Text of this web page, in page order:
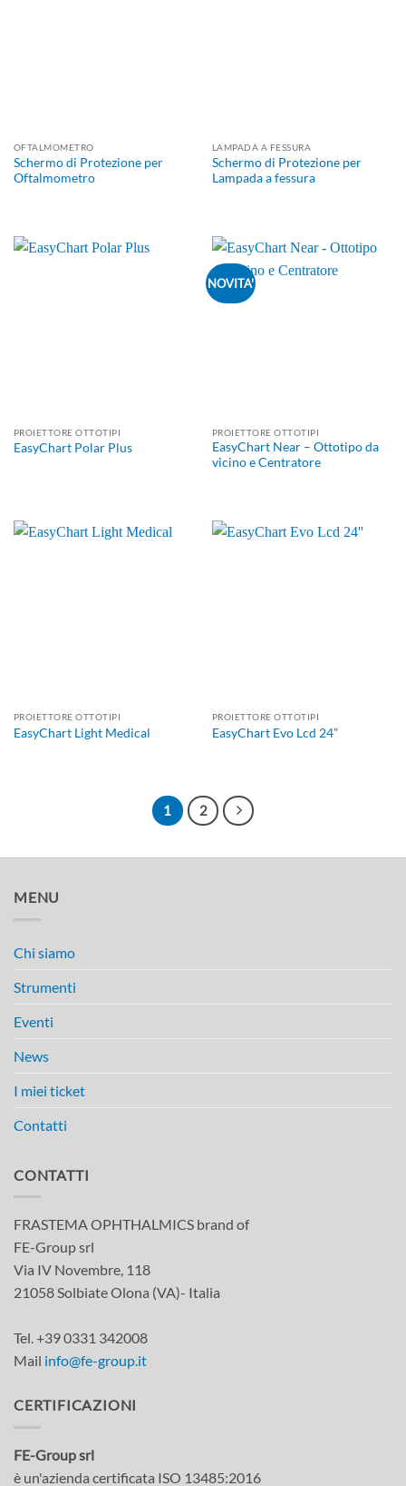
OFTALMOMETRO
Schermo di Protezione per
Oftalmometro
LAMPADA A FESSURA
Schermo di Protezione per
Lampada a fessura
PROIETTORE OTTOTIPI
EasyChart Polar Plus
NOVITA'
PROIETTORE OTTOTIPI
EasyChart Near – Ottotipo da
vicino e Centratore
PROIETTORE OTTOTIPI
EasyChart Light Medical
PROIETTORE OTTOTIPI
EasyChart Evo Lcd 24”
1 2
MENU
Chi siamo
Strumenti
Eventi
News
I miei ticket
Contatti
CONTATTI
FRASTEMA OPHTHALMICS brand of
FE-Group srl
Via IV Novembre, 118
21058 Solbiate Olona (VA)- Italia
Tel. +39 0331 342008
Mail info@fe-group.it
CERTIFICAZIONI
FE-Group srl
è un'azienda certificata ISO 13485:2016